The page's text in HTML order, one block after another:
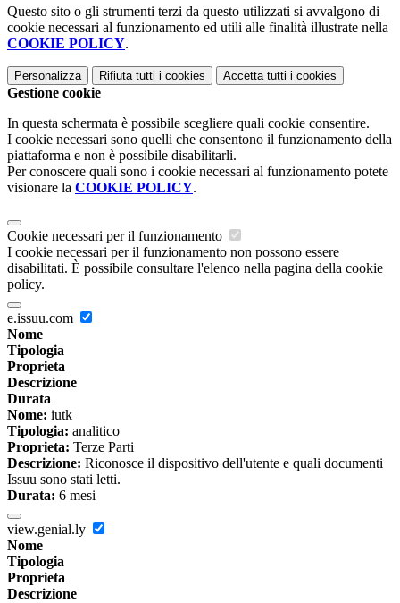
Questo sito o gli strumenti terzi da questo utilizzati si avvalgono di
cookie necessari al funzionamento ed utili alle finalità illustrate nella
COOKIE POLICY.
Personalizza Rifiuta tutti i cookies Accetta tutti i cookies
Gestione cookie
In questa schermata è possibile scegliere quali cookie consentire.
I cookie necessari sono quelli che consentono il funzionamento della
piattaforma e non è possibile disabilitarli.
Per conoscere quali sono i cookie necessari al funzionamento potete
visionare la COOKIE POLICY.
Cookie necessari per il funzionamento
I cookie necessari per il funzionamento non possono essere
disabilitati. È possibile consultare l'elenco nella pagina della cookie
policy.
e.issuu.com
Nome
Tipologia
Proprieta
Descrizione
Durata
Nome: iutk
Tipologia: analitico
Proprieta: Terze Parti
Descrizione: Riconosce il dispositivo dell'utente e quali documenti
Issuu sono stati letti.
Durata: 6 mesi
view.genial.ly
Nome
Tipologia
Proprieta
Descrizione